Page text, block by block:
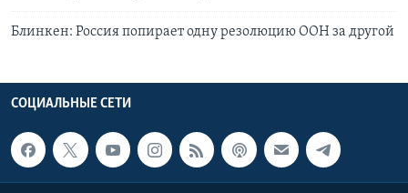
Блинкен: Россия попирает одну резолюцию ООН за другой
СОЦИАЛЬНЫЕ СЕТИ